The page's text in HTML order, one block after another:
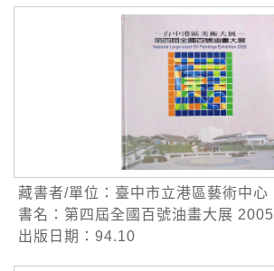
藏書者/單位：臺中市立港區藝術中心
書名：第四屆全國百號油畫大展 2005
出版日期：94.10